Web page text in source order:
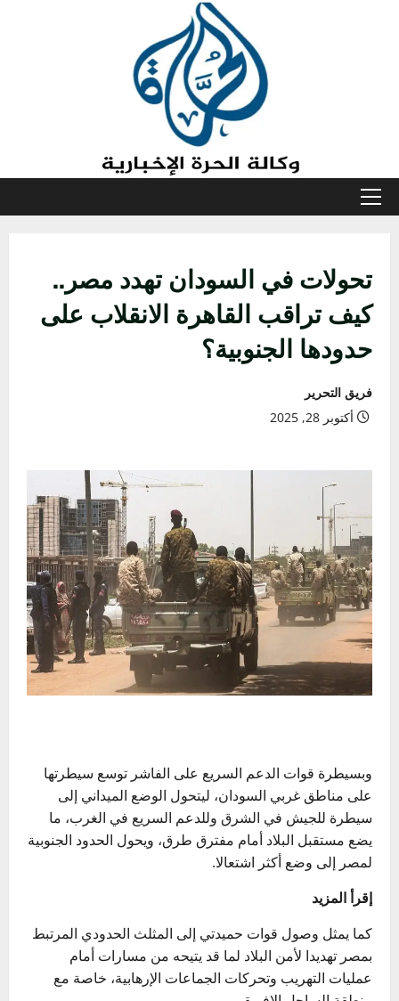
القائمة
تحولات في السودان تهدد مصر..
كيف تراقب القاهرة الانقلاب على
حدودها الجنوبية؟
فريق التحرير
أكتوبر 28, 2025
وبسيطرة قوات الدعم السريع على الفاشر توسع سيطرتها
على مناطق غربي السودان، ليتحول الوضع الميداني إلى
سيطرة للجيش في الشرق وللدعم السريع في الغرب، ما
يضع مستقبل البلاد أمام مفترق طرق، ويحول الحدود الجنوبية
لمصر إلى وضع أكثر اشتعالا.
إقرأ المزيد
كما يمثل وصول قوات حميدتي إلى المثلث الحدودي المرتبط
بمصر تهديدا لأمن البلاد لما قد يتيحه من مسارات أمام
عمليات التهريب وتحركات الجماعات الإرهابية، خاصة مع